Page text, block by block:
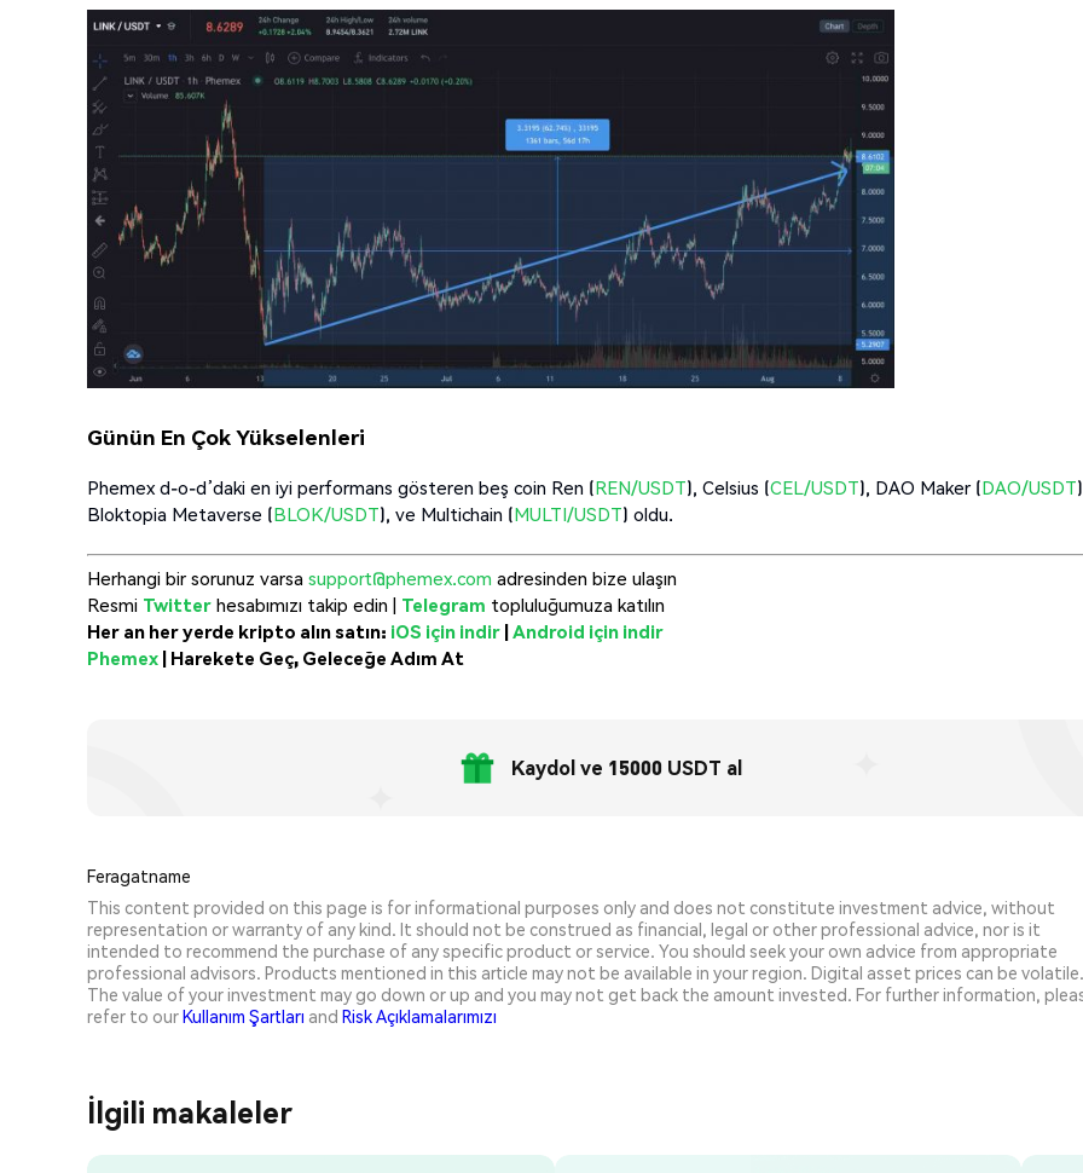
Günün En Çok Yükselenleri
Phemex d-o-d’daki en iyi performans gösteren beş coin Ren (REN/USDT), Celsius (CEL/USDT), DAO Maker (DAO/USDT
Bloktopia Metaverse (BLOK/USDT), ve Multichain (MULTI/USDT) oldu.
Herhangi bir sorunuz varsa support@phemex.com adresinden bize ulaşın
Resmi Twitter hesabımızı takip edin | Telegram topluluğumuza katılın
Her an her yerde kripto alın satın: iOS için indir |Android için indir
Phemex | Harekete Geç, Geleceğe Adım At
Kaydol ve 15000 USDT al
Feragatname
This content provided on this page is for informational purposes only and does not constitute investment advice, without
representation or warranty of any kind. It should not be construed as financial, legal or other professional advice, nor is it
intended to recommend the purchase of any specific product or service. You should seek your own advice from appropriate
professional advisors. Products mentioned in this article may not be available in your region. Digital asset prices can be volatile.
The value of your investment may go down or up and you may not get back the amount invested. For further information,
refer to ourKullanım Şartları and Risk Açıklamalarımızı
İlgili makaleler